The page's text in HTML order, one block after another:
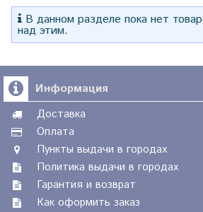
В данном разделе пока нет
над этим.
Информация
Доставка
Оплата
Пункты выдачи в городах
Политика выдачи в городах
Гарантия и возврат
Как оформить заказ